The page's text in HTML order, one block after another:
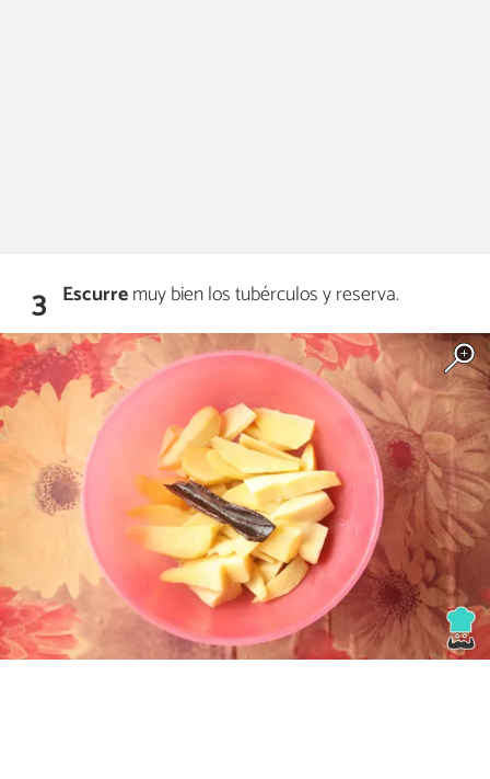
3 Escurremuy bien los tubérculos y reserva.